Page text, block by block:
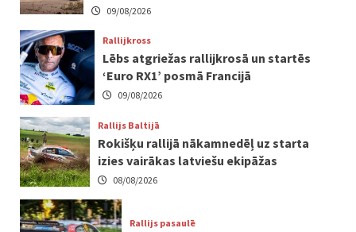
09/08/2026
Rallijkross
Lēbs atgriežas rallijkrosā un startēs
‘Euro RX1’ posmā Francijā
09/08/2026
Rallijs Baltijā
Rokišķu rallijā nākamnedēļ uz starta
izies vairākas latviešu ekipāžas
08/08/2026
Rallijs pasaulē